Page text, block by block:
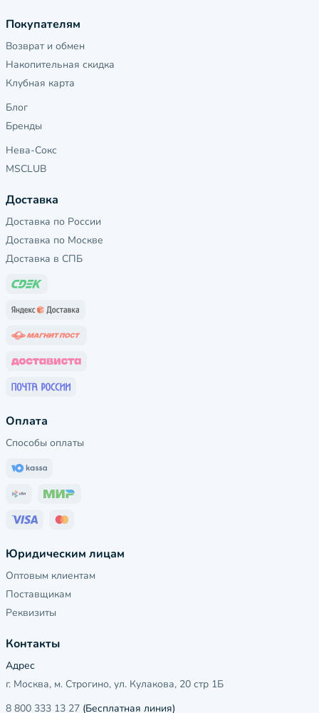
Покупателям
Возврат и обмен
Накопительная скидка
Клубная карта
Блог
Бренды
Нева-Сокс
MSCLUB
Доставка
Доставка по России
Доставка по Москве
Доставка в СПБ
Оплата
Способы оплаты
Юридическим лицам
Оптовым клиентам
Поставщикам
Реквизиты
Контакты
Адрес
г. Москва, м. Строгино, ул. Кулакова, 20 стр 1Б
8 800 333 13 27 (Бесплатная линия)